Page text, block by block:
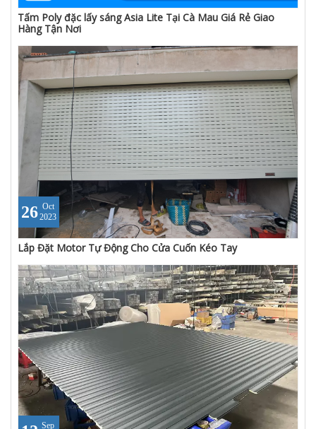
Tấm Poly đặc lấy sáng Asia Lite Tại Cà Mau Giá Rẻ Giao
Hàng Tận Nơi
26 Oct
2023
Lắp Đặt Motor Tự Động Cho Cửa Cuốn Kéo Tay
Sep